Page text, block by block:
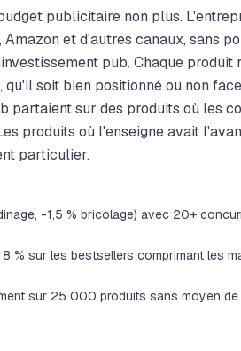
publicitaire non plus.
Amazon et d'autres canaux, sans
pub. Chaque produit
soit bien positionné ou non
partaient sur des produits où les
produits où l'enseigne avait
particulier.
-1,5 % bricolage) avec 20+
% sur les bestsellers comprimant les
sur 25 000 produits sans moyen